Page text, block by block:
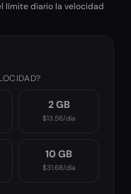
límite diario la velocidad
2 GB
$13.56/día
10 GB
$31.68/día